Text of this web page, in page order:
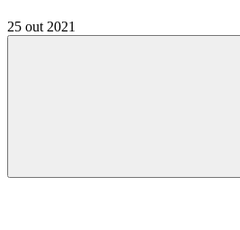
25 out 2021
Compartilhar